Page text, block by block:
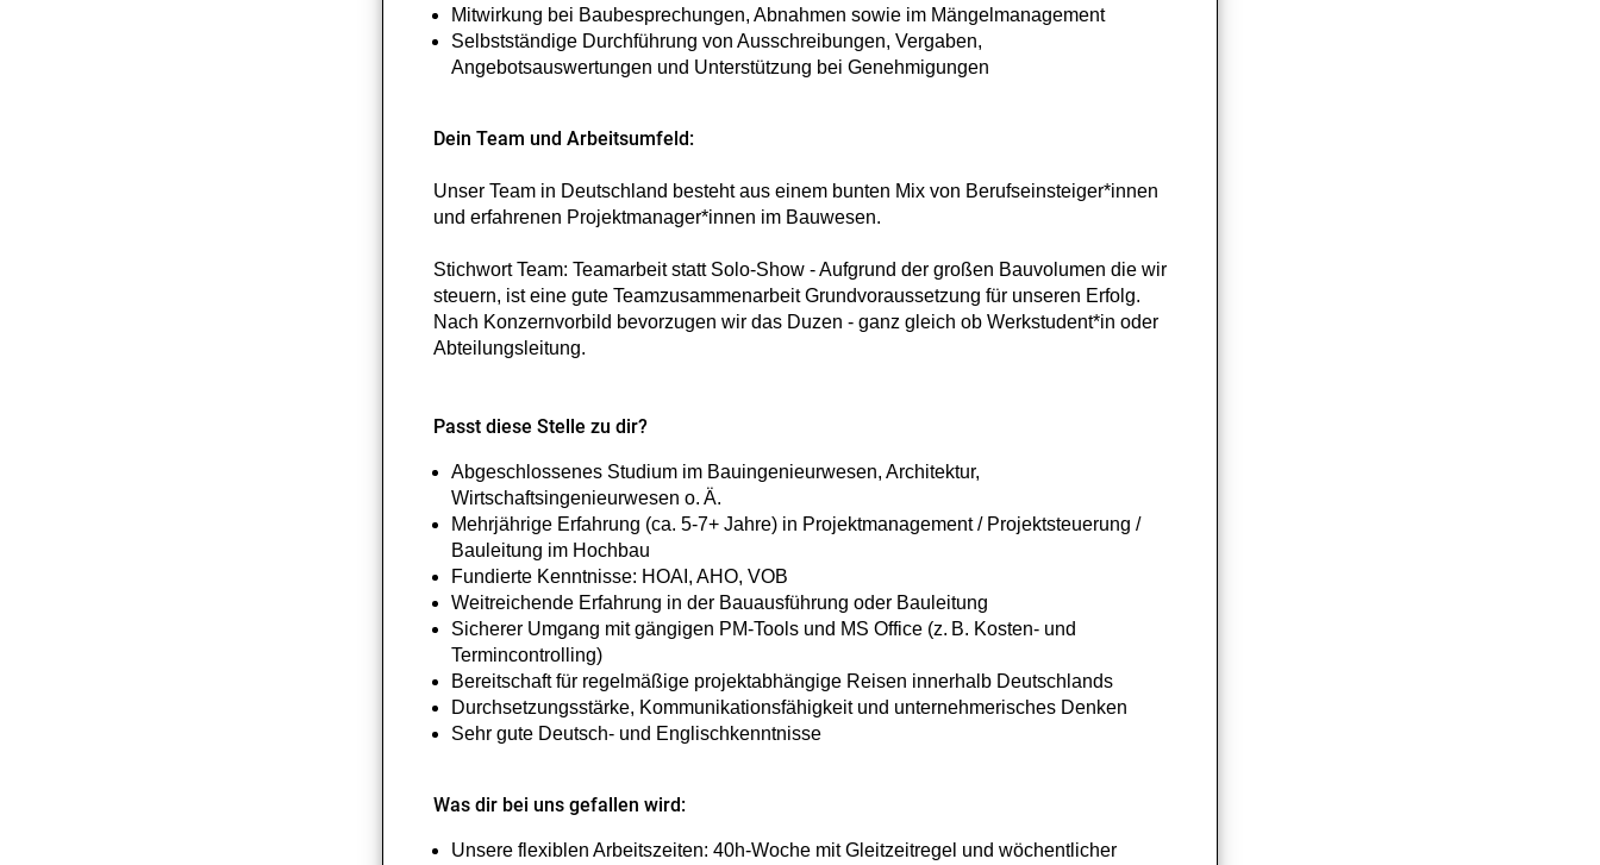
Mitwirkung bei Baubesprechungen, Abnahmen sowie im Mängelmanagement
Selbstständige Durchführung von Ausschreibungen, Vergaben,
Angebotsauswertungen und Unterstützung bei Genehmigungen
Dein Team und Arbeitsumfeld:
Unser Team in Deutschland besteht aus einem bunten Mix von Berufseinsteiger*innen
und erfahrenen Projektmanager*innen im Bauwesen.
Stichwort Team: Teamarbeit statt Solo-Show - Aufgrund der großen Bauvolumen die wir
steuern, ist eine gute Teamzusammenarbeit Grundvoraussetzung für unseren Erfolg.
Nach Konzernvorbild bevorzugen wir das Duzen - ganz gleich ob Werkstudent*in oder
Abteilungsleitung.
Passt diese Stelle zu dir?
Abgeschlossenes Studium im Bauingenieurwesen, Architektur,
Wirtschaftsingenieurwesen o. Ä.
Mehrjährige Erfahrung (ca. 5-7+ Jahre) in Projektmanagement / Projektsteuerung /
Bauleitung im Hochbau
Fundierte Kenntnisse: HOAI, AHO, VOB
Weitreichende Erfahrung in der Bauausführung oder Bauleitung
Sicherer Umgang mit gängigen PM-Tools und MS Office (z. B. Kosten- und
Termincontrolling)
Bereitschaft für regelmäßige projektabhängige Reisen innerhalb Deutschlands
Durchsetzungsstärke, Kommunikationsfähigkeit und unternehmerisches Denken
Sehr gute Deutsch- und Englischkenntnisse
Was dir bei uns gefallen wird:
Unsere flexiblen Arbeitszeiten: 40h-Woche mit Gleitzeitregel und wöchentlicher